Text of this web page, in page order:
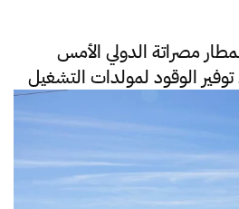
مصراتة الدولي الأمس
الوقود لمولدات التشغيل